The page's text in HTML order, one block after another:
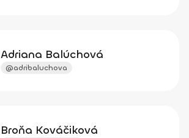
Adriana Balúchová
@adribaluchova
Broňa Kováčiková